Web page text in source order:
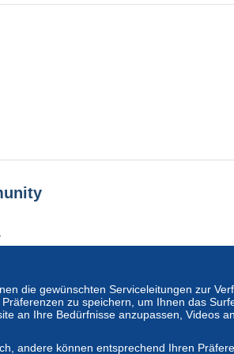
die gewünschten Serviceleitungen zur
zu speichern, um Ihnen das
an Ihre Bedürfnisse anzupassen, Videos
andere können entsprechend Ihren